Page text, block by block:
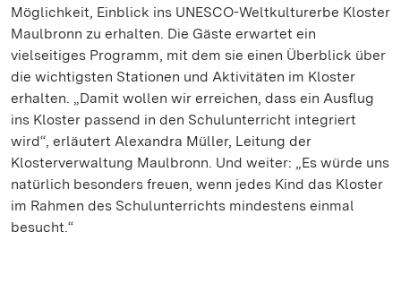
Möglichkeit, Einblick ins UNESCO-Weltkulturerbe Kloster
Maulbronn zu erhalten. Die Gäste erwartet ein
vielseitiges Programm, mit dem sie einen Überblick über
die wichtigsten Stationen und Aktivitäten im Kloster
erhalten. „Damit wollen wir erreichen, dass ein Ausflug
ins Kloster passend in den Schulunterricht integriert
wird“, erläutert Alexandra Müller, Leitung der
Klosterverwaltung Maulbronn. Und weiter: „Es würde uns
natürlich besonders freuen, wenn jedes Kind das Kloster
im Rahmen des Schulunterrichts mindestens einmal
besucht.“